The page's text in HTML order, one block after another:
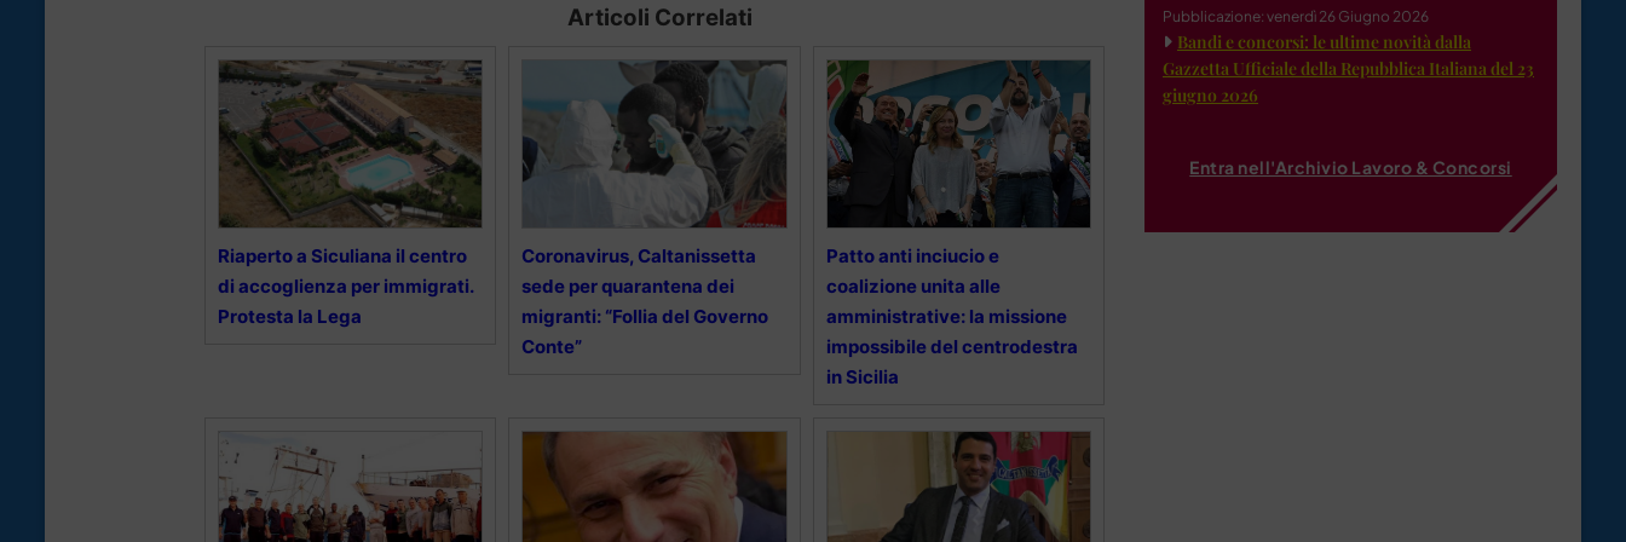
Articoli Correlati
Riaperto a Siculiana il centro
di accoglienza per immigrati.
Protesta la Lega
Coronavirus, Caltanissetta
sede per quarantena dei
migranti: “Follia del Governo
Conte”
Patto anti inciucio e
coalizione unita alle
amministrative: la missione
impossibile del centrodestra
in Sicilia
Pubblicazione: venerdì 26 Giugno 2026
Bandi e concorsi: le ultime novità dalla
Gazzetta Ufficiale della Repubblica Italiana del 23
giugno 2026
Entra nell'Archivio Lavoro & Concorsi